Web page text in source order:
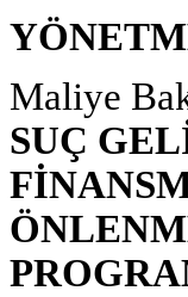
Maliye
SUÇ